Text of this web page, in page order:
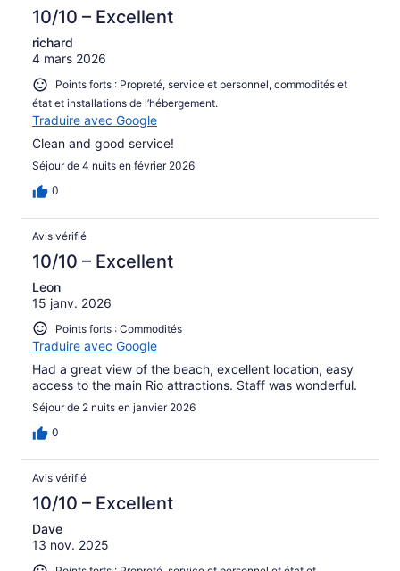
10/10 – Excellent
richard
4 mars 2026
Points forts : Propreté, service et personnel, commodités et
état et installations de l’hébergement.
Traduire avec Google
Clean and good service!
Séjour de 4 nuits en février 2026
0
Avis vérifié
10/10 – Excellent
Leon
15 janv. 2026
Points forts : Commodités
Traduire avec Google
Had a great view of the beach, excellent location, easy
access to the main Rio attractions. Staff was wonderful.
Séjour de 2 nuits en janvier 2026
0
Avis vérifié
10/10 – Excellent
Dave
13 nov. 2025